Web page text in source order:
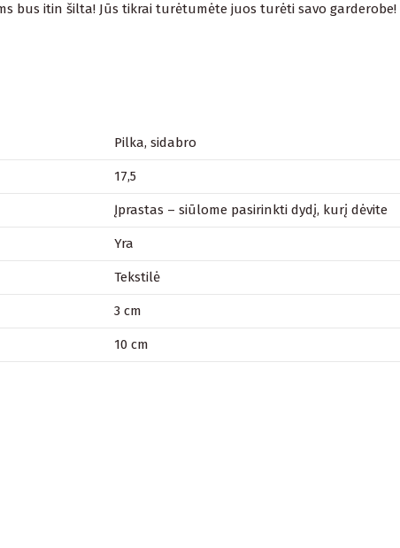
bus itin šilta! Jūs tikrai turėtumėte juos turėti savo garderobe!
Pilka, sidabro
17,5
Įprastas – siūlome pasirinkti dydį, kurį dėvite
Yra
Tekstilė
3 cm
10 cm